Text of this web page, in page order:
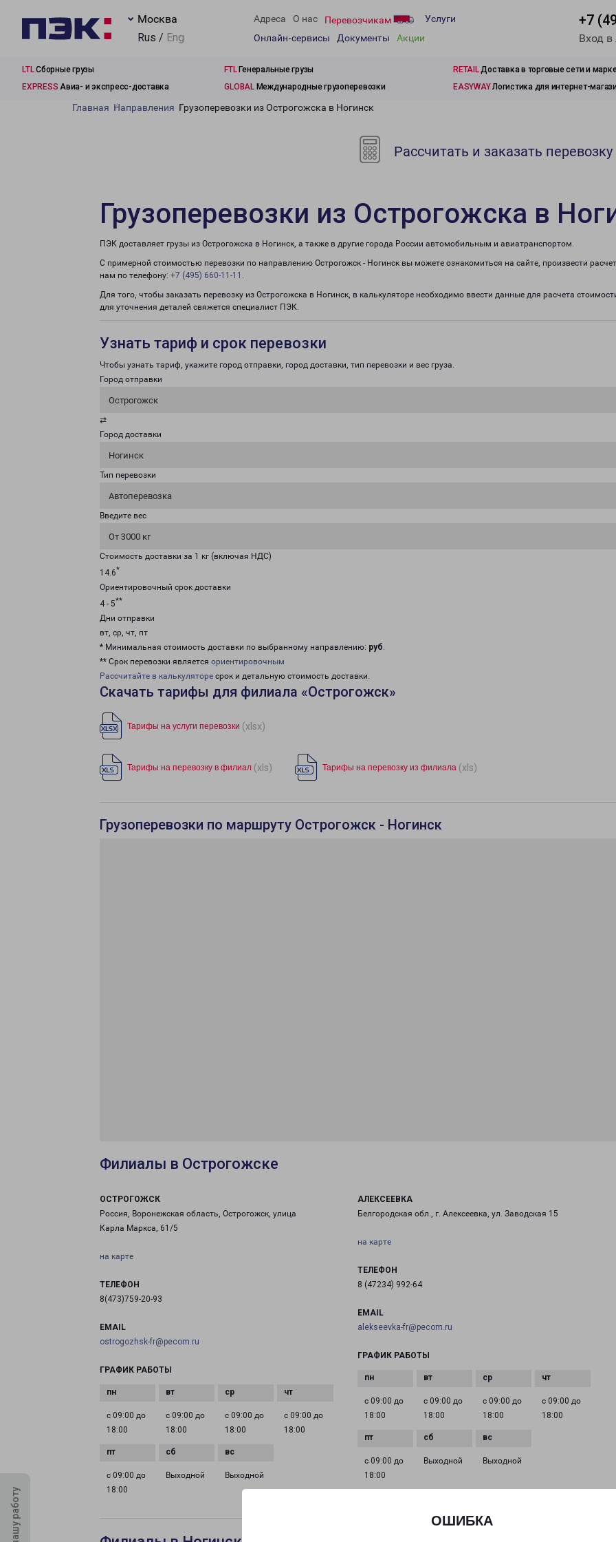
ОШИБКА
Москва
Rus / Eng
Адреса О нас Перевозчикам
Услуги
Онлайн-сервисы
Документы Акции
+7
Вход
LTLСборные грузы FTLГенеральные грузы RETAILДоставка в торговые сети и
EXPRESS Авиа- и экспресс-доставка GLOBALМеждународные грузоперевозки EASYWAYЛогистика для интернет-
Главная Направления Грузоперевозки из Острогожска в Ногинск
Рассчитать и заказать перевозку
Грузоперевозки из Острогожска в
ПЭК доставляет грузы из Острогожска в Ногинск, а также в другие города России автомобильным и авиатранспортом.
С примерной стоимостью перевозки по направлению Острогожск - Ногинск вы можете ознакомиться на сайте, произвести
нам по телефону: +7 (495) 660-11-11 .
Для того, чтобы заказать перевозку из Острогожска в Ногинск, в калькуляторе необходимо ввести данные для расчета
для уточнения деталей свяжется специалист ПЭК.
Узнать тариф и срок перевозки
Чтобы узнать тариф, укажите город отправки, город доставки, тип перевозки и вес груза.
Город отправки
Острогожск
⇄
Город доставки
Ногинск
Тип перевозки
Автоперевозка
Введите вес
От 3000 кг
Стоимость доставки за 1 кг (включая НДС)
14.6*
Ориентировочный срок доставки
4 - 5**
Дни отправки
вт, ср, чт, пт
* Минимальная стоимость доставки по выбранному направлению: руб.
** Срок перевозки является ориентировочным
Рассчитайте в калькуляторе срок и детальную стоимость доставки.
Скачать тарифы для филиала «Острогожск»
Тарифы на услуги перевозки (xlsx)
Тарифы на перевозку в филиал (xls) Тарифы на перевозку из филиала (xls)
Грузоперевозки по маршруту Острогожск - Ногинск
Филиалы в Острогожске
ОСТРОГОЖСК
Россия, Воронежская область, Острогожск, улица
Карла Маркса, 61/5
на карте
ТЕЛЕФОН
8(473)759-20-93
EMAIL
ostrogozhsk-fr@pecom.ru
ГРАФИК РАБОТЫ
с 09:00 до
18:00
с 09:00 до
18:00
с 09:00 до
18:00
с 09:00 до
18:00
с 09:00 до
18:00
Выходной Выходной
АЛЕКСЕЕВКА
Белгородская обл., г. Алексеевка, ул. Заводская 15
на карте
ТЕЛЕФОН
8 (47234) 992-64
EMAIL
alekseevka-fr@pecom.ru
ГРАФИК РАБОТЫ
с 09:00 до
18:00
с 09:00 до
18:00
с 09:00 до
18:00
с 09:00 до
18:00
с 09:00 до
18:00
Выходной Выходной